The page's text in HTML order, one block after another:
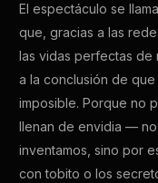
El espectáculo se
que, gracias a las
las vidas perfectas de
a la conclusión de
imposible. Porque no
llenan de envidia —
inventamos, sino por
con tobito o los